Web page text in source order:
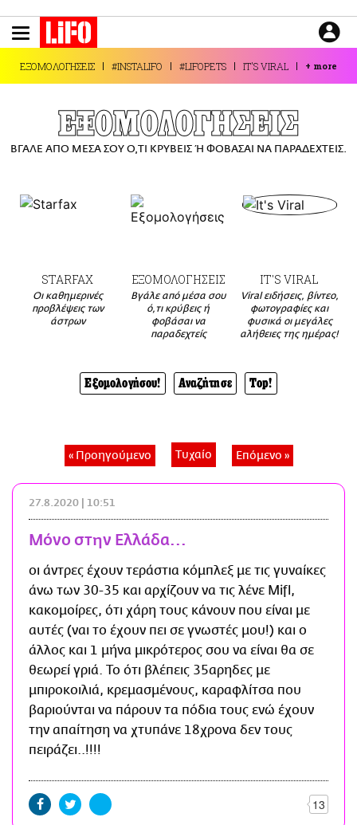
το
περιεχόμενο
NEWSLETTER
ΜΙΚΡΟΠΡΑΓΜΑΤΑ
THE GOOD LIFO
CITY GUIDE
ΕΙΔΗΣΕΙΣ
CULTURE
ΑΠΟΨΕΙΣ
ΤΡΟΠΟΣ ΖΩΗΣ
PODCASTS
ΕΞΟΜΟΛΟΓΗΣΕΙΣ #INSTALIFO #LIFOPETS IT'S VIRAL + more
ΕΞΟΜΟΛΟΓΗΣΕΙΣ
ΒΓΑΛΕ ΑΠΟ ΜΕΣΑ ΣΟΥ Ο,ΤΙ ΚΡΥΒΕΙΣ Ή ΦΟΒΑΣΑΙ ΝΑ ΠΑΡΑΔΕΧΤΕΙΣ.
STARFAX
Οι καθημερινές
προβλέψεις των
άστρων
ΕΞΟΜΟΛΟΓΗΣΕΙΣ
Βγάλε από μέσα σου
ό,τι κρύβεις ή
φοβάσαι να
παραδεχτείς
IT'S VIRAL
Viral ειδήσεις, βίντεο,
φωτογραφίες και
φυσικά οι μεγάλες
αλήθειες της ημέρας!
Εξομολογήσου! Αναζήτησε Top!
« Προηγούμενο Τυχαίο Επόμενο »
27.8.2020 | 10:51
Μόνο στην Ελλάδα...
οι άντρες έχουν τεράστια κόμπλεξ με τις γυναίκες
άνω των 30-35 και αρχίζουν να τις λένε Mifl,
κακομοίρες, ότι χάρη τους κάνουν που είναι με
αυτές (ναι το έχουν πει σε γνωστές μου!) και ο
άλλος και 1 μήνα μικρότερος σου να είναι θα σε
θεωρεί γριά. Το ότι βλέπεις 35αρηδες με
μπιροκοιλιά, κρεμασμένους, καραφλίτσα που
βαριούνται να πάρουν τα πόδια τους ενώ έχουν
την απαίτηση να χτυπάνε 18χρονα δεν τους
πειράζει..!!!!
13